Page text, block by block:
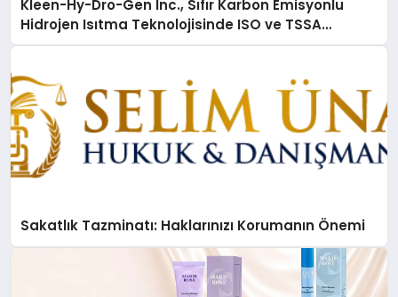
Kleen-Hy-Dro-Gen Inc., Sıfır Karbon Emisyonlu
Hidrojen Isıtma Teknolojisinde ISO ve TSSA
Düzenleyici Onaylarını Aldı
Sakatlık Tazminatı: Haklarınızı Korumanın Önemi